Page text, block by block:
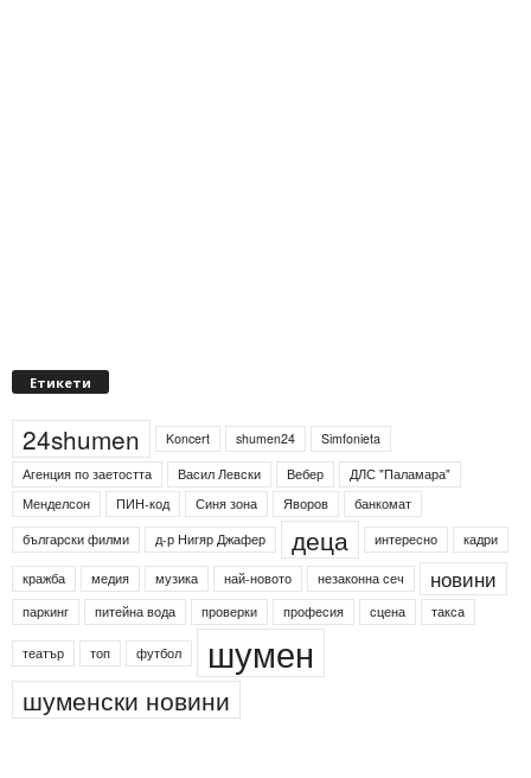
Етикети
24shumen Koncert shumen24
Simfonieta
Агенция по заетостта
Васил Левски Вебер
ДЛС "Паламара"
Менделсон
ПИН-код Синя зона Яворов
банкомат
български филми
д-р Нигяр Джафер деца интересно кадри
кражба медия музика най-новото незаконна сеч новини
паркинг питейна вода проверки професия сцена такса
театър топ футбол шумен
шуменски новини